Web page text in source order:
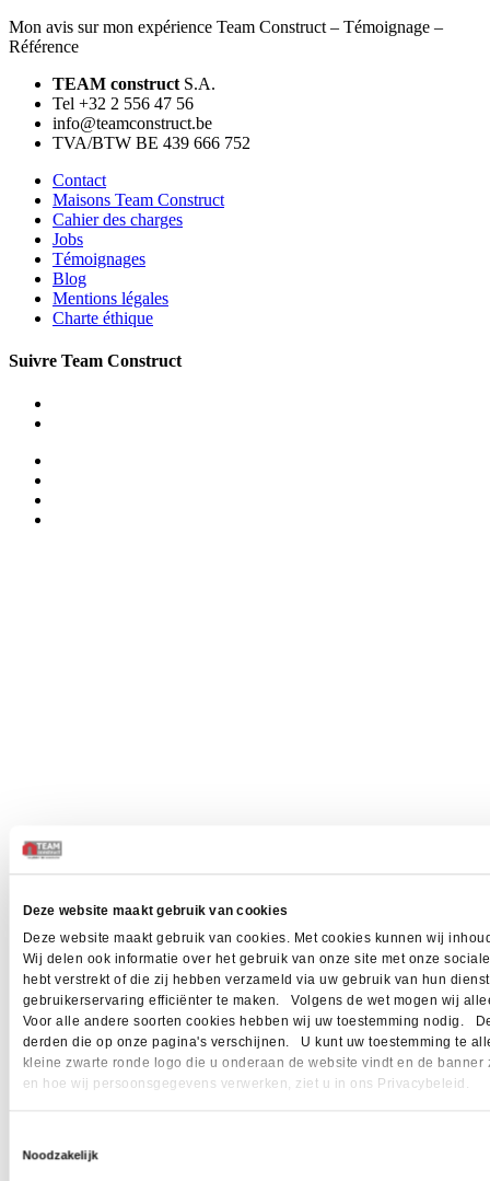
Deze website maakt gebruik van cookies
Deze website maakt gebruik van cookies. Met cookies kunnen wij
Wij delen ook informatie over het gebruik van onze site met onze
hebt verstrekt of die zij hebben verzameld via uw gebruik van hun
gebruikerservaring efficiënter te maken. Volgens de wet mogen wij
Voor alle andere soorten cookies hebben wij uw toestemming nodig.
derden die op onze pagina's verschijnen. U kunt uw toestemming te
kleine zwarte ronde logo die u onderaan de website vindt en de
en hoe wij persoonsgegevens verwerken, ziet u in ons Privacybeleid.
Noodzakelijk
Mon avis sur mon expérience Team Construct – Témoignage –
Référence
TEAM construct S.A.
Tel +32 2 556 47 56
info@teamconstruct.be
TVA/BTW BE 439 666 752
Contact
Maisons Team Construct
Cahier des charges
Jobs
Témoignages
Blog
Mentions légales
Charte éthique
Suivre Team Construct